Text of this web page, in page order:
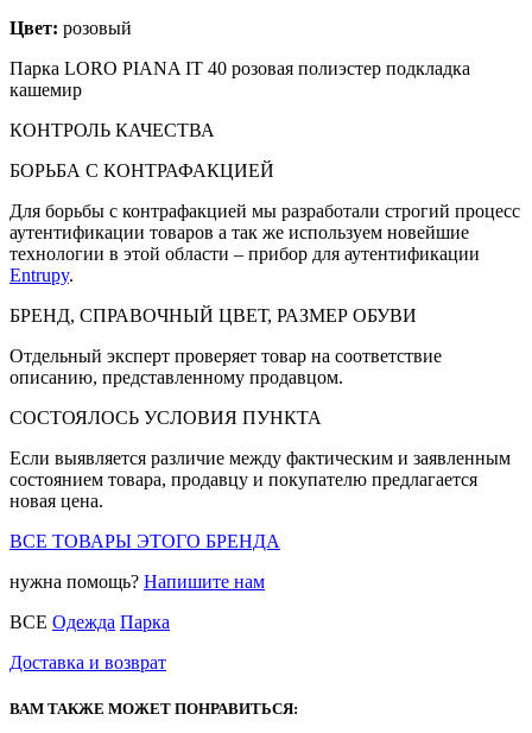
Цвет: розовый
Парка LORO PIANA IT 40 розовая полиэстер подкладка
кашемир
КОНТРОЛЬ КАЧЕСТВА
БОРЬБА С КОНТРАФАКЦИЕЙ
Для борьбы с контрафакцией мы разработали строгий процесс
аутентификации товаров а так же используем новейшие
технологии в этой области – прибор для аутентификации
Entrupy.
БРЕНД, СПРАВОЧНЫЙ ЦВЕТ, РАЗМЕР ОБУВИ
Отдельный эксперт проверяет товар на соответствие
описанию, представленному продавцом.
СОСТОЯЛОСЬ УСЛОВИЯ ПУНКТА
Если выявляется различие между фактическим и заявленным
состоянием товара, продавцу и покупателю предлагается
новая цена.
ВСЕ ТОВАРЫ ЭТОГО БРЕНДА
нужна помощь? Напишите нам
ВСЕ Одежда Парка
Доставка и возврат
ВАМ ТАКЖЕ МОЖЕТ ПОНРАВИТЬСЯ: